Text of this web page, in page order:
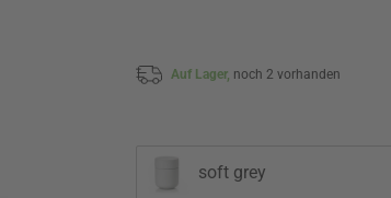
Auf Lager, noch 2 vorhanden
soft grey